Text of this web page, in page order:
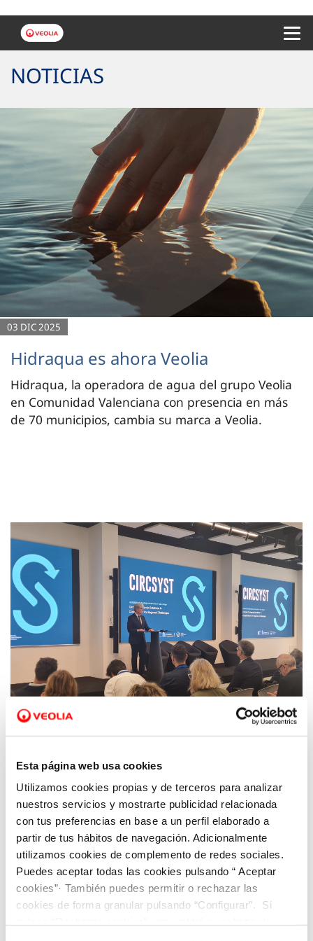
Esta página web usa cookies
Utilizamos cookies propias y de terceros para analizar
nuestros servicios y mostrarte publicidad relacionada
con tus preferencias en base a un perfil elaborado a
partir de tus hábitos de navegación. Adicionalmente
utilizamos cookies de complemento de redes sociales.
Puedes aceptar todas las cookies pulsando “ Aceptar
cookies”· También puedes permitir o rechazar las
cookies de forma granular pulsando “Configurar”. Si
NOTICIAS
03 DIC 2025
Hidraqua es ahora Veolia
Hidraqua, la operadora de agua del grupo Veolia
en Comunidad Valenciana con presencia en más
de 70 municipios, cambia su marca a Veolia.
El Proyecto europeo HORIZON CircSyst inicia
la búsqueda de soluciones circulares en el
ámbito del agua regenerada